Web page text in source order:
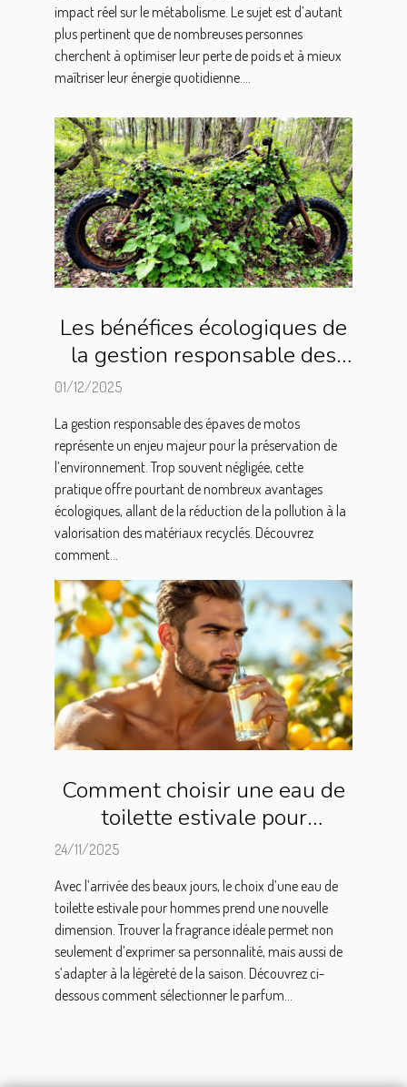
impact réel sur le métabolisme. Le sujet est d’autant
plus pertinent que de nombreuses personnes
cherchent à optimiser leur perte de poids et à mieux
maîtriser leur énergie quotidienne....
Les bénéfices écologiques de
la gestion responsable des
épaves de motos
01/12/2025
La gestion responsable des épaves de motos
représente un enjeu majeur pour la préservation de
l’environnement. Trop souvent négligée, cette
pratique offre pourtant de nombreux avantages
écologiques, allant de la réduction de la pollution à la
valorisation des matériaux recyclés. Découvrez
comment...
Comment choisir une eau de
toilette estivale pour
24/11/2025
Avec l’arrivée des beaux jours, le choix d’une eau de
toilette estivale pour hommes prend une nouvelle
dimension. Trouver la fragrance idéale permet non
seulement d’exprimer sa personnalité, mais aussi de
s’adapter à la légèreté de la saison. Découvrez ci-
dessous comment sélectionner le parfum...